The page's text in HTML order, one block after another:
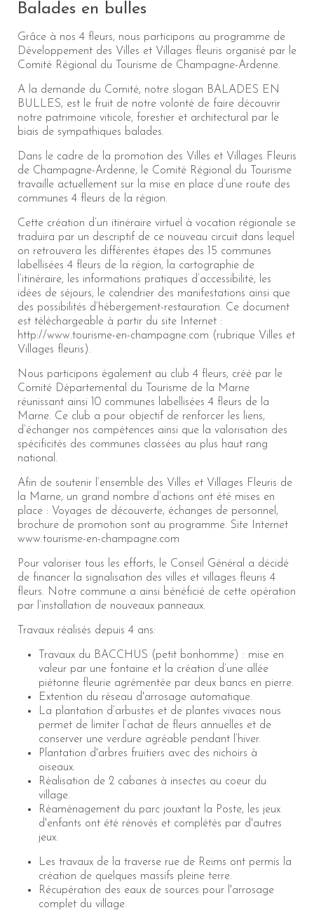
Balades en bulles
Grâce à nos 4 fleurs, nous participons au programme de
Développement des Villes et Villages fleuris organisé par le
Comité Régional du Tourisme de Champagne-Ardenne.
A la demande du Comité, notre slogan BALADES EN
BULLES, est le fruit de notre volonté de faire découvrir
notre patrimoine viticole, forestier et architectural par le
biais de sympathiques balades.
Dans le cadre de la promotion des Villes et Villages Fleuris
de Champagne-Ardenne, le Comité Régional du Tourisme
travaille actuellement sur la mise en place d’une route des
communes 4 fleurs de la région.
Cette création d’un itinéraire virtuel à vocation régionale se
traduira par un descriptif de ce nouveau circuit dans lequel
on retrouvera les différentes étapes des 15 communes
labellisées 4 fleurs de la région, la cartographie de
l’itinéraire, les informations pratiques d’accessibilité, les
idées de séjours, le calendrier des manifestations ainsi que
des possibilités d’hébergement-restauration. Ce document
est téléchargeable à partir du site Internet :
http://www.tourisme-en-champagne.com (rubrique Villes et
Villages fleuris).
Nous participons également au club 4 fleurs, créé par le
Comité Départemental du Tourisme de la Marne
réunissant ainsi 10 communes labellisées 4 fleurs de la
Marne. Ce club a pour objectif de renforcer les liens,
d’échanger nos compétences ainsi que la valorisation des
spécificités des communes classées au plus haut rang
national.
Afin de soutenir l’ensemble des Villes et Villages Fleuris de
la Marne, un grand nombre d’actions ont été mises en
place : Voyages de découverte, échanges de personnel,
brochure de promotion sont au programme. Site Internet
www.tourisme-en-champagne.com
Pour valoriser tous les efforts, le Conseil Général a décidé
de financer la signalisation des villes et villages fleuris 4
fleurs. Notre commune a ainsi bénéficié de cette opération
par l’installation de nouveaux panneaux.
Travaux réalisés depuis 4 ans:
Travaux du BACCHUS (petit bonhomme) : mise en
valeur par une fontaine et la création d’une allée
piétonne fleurie agrémentée par deux bancs en pierre.
Extention du réseau d'arrosage automatique.
La plantation d’arbustes et de plantes vivaces nous
permet de limiter l’achat de fleurs annuelles et de
conserver une verdure agréable pendant l’hiver.
Plantation d'arbres fruitiers avec des nichoirs à
oiseaux.
Réalisation de 2 cabanes à insectes au coeur du
village.
Réaménagement du parc jouxtant la Poste, les jeux
d'enfants ont été rénovés et complétés par d'autres
jeux.
Les travaux de la traverse rue de Reims ont permis la
création de quelques massifs pleine terre.
Récupération des eaux de sources pour l'arrosage
complet du village.